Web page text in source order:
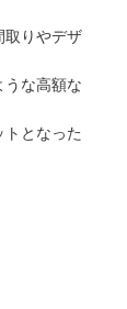
取りやデザ
うな高額な
となった